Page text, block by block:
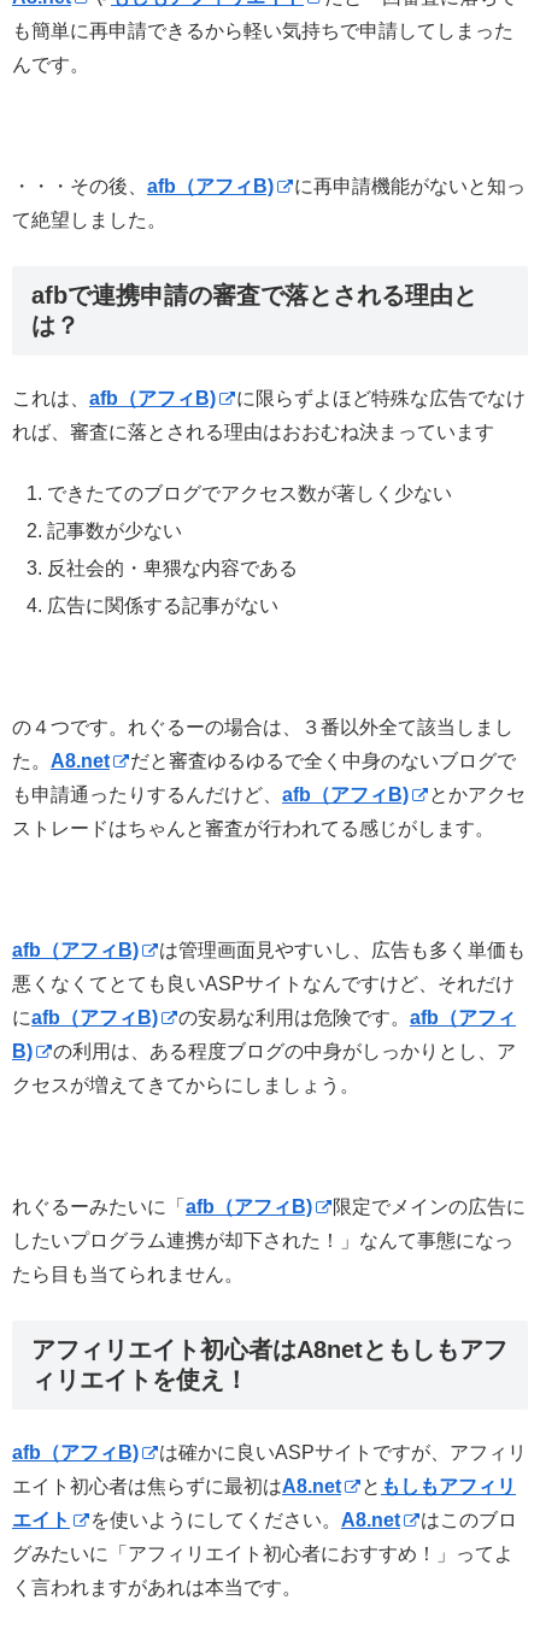
も簡単に再申請できるから軽い気持ちで申請してしまった
んです。
・・・その後、 afb（アフィB)
に再申請機能がないと知っ
て絶望しました。
afbで連携申請の審査で落とされる理由と
は？
これは、 afb（アフィB)
に限らずよほど特殊な広告でなけ
れば、審査に落とされる理由はおおむね決まっています
できたてのブログでアクセス数が著しく少ない
記事数が少ない
反社会的・卑猥な内容である
広告に関係する記事がない
の４つです。れぐるーの場合は、３番以外全て該当しまし
た。 A8.net
だと審査ゆるゆるで全く中身のないブログで
も申請通ったりするんだけど、 afb（アフィB)
とかアクセ
ストレードはちゃんと審査が行われてる感じがします。
afb（アフィB)
は管理画面見やすいし、広告も多く単価も
悪くなくてとても良いASPサイトなんですけど、それだけ
にafb（アフィB) の安易な利用は危険です。 afb（アフィ
B)
の利用は、ある程度ブログの中身がしっかりとし、ア
クセスが増えてきてからにしましょう。
れぐるーみたいに「 afb（アフィB)
限定でメインの広告に
したいプログラム連携が却下された！」なんて事態になっ
たら目も当てられません。
アフィリエイト初心者はA8netともしもアフ
ィリエイトを使え！
afb（アフィB)
は確かに良いASPサイトですが、アフィリ
エイト初心者は焦らずに最初はA8.net と もしもアフィリ
エイト
を使いようにしてください。 A8.net
はこのブロ
グみたいに「アフィリエイト初心者におすすめ！」ってよ
く言われますがあれは本当です。